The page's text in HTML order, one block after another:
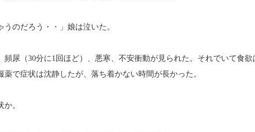
うのだろう・・」娘は泣いた。
頻尿（30分に1回ほど）、悪寒、不安衝動が見られた。それでいて食欲
薬で症状は沈静したが、落ち着かない時間が長かった。
。